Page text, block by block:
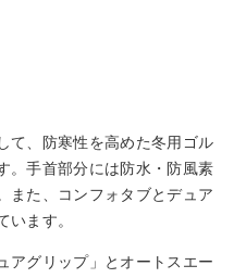
て、防寒性を高めた冬用ゴル
。手首部分には防水・防風素
また、コンフォタブとデュア
います。
アグリップ」とオートスエー